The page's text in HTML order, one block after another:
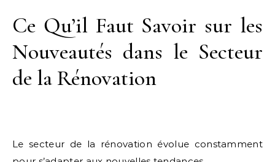
Ce Qu’il Faut Savoir sur les
Nouveautés dans le Secteur
de la Rénovation
Le secteur de la rénovation évolue constamment